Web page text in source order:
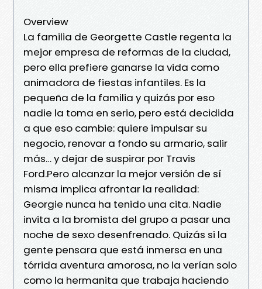
Overview
La familia de Georgette Castle regenta la
mejor empresa de reformas de la ciudad,
pero ella prefiere ganarse la vida como
animadora de fiestas infantiles. Es la
pequeña de la familia y quizás por eso
nadie la toma en serio, pero está decidida
a que eso cambie: quiere impulsar su
negocio, renovar a fondo su armario, salir
más… y dejar de suspirar por Travis
Ford.Pero alcanzar la mejor versión de sí
misma implica afrontar la realidad:
Georgie nunca ha tenido una cita. Nadie
invita a la bromista del grupo a pasar una
noche de sexo desenfrenado. Quizás si la
gente pensara que está inmersa en una
tórrida aventura amorosa, no la verían solo
como la hermanita que trabaja haciendo